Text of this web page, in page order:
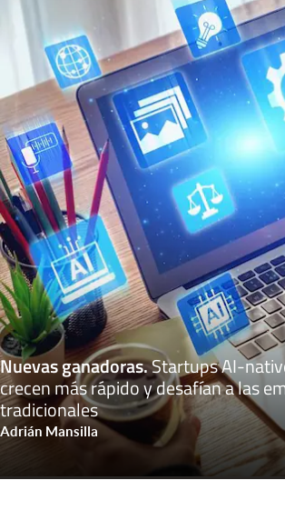
Nuevas ganadoras.Startups AI-
crecen más rápido y desafían a las
tradicionales
Adrián Mansilla